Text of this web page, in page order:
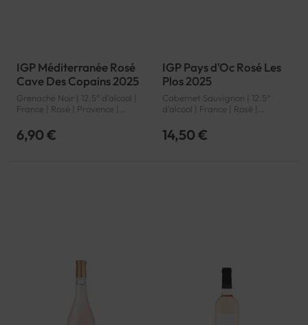
IGP Méditerranée Rosé
Cave Des Copains 2025
Grenache Noir | 12.5° d'alcool |
France | Rosé | Provence |
6,90 €
IGP Pays d'Oc Rosé Les
Plos 2025
Cabernet Sauvignon | 12.5°
d'alcool | France | Rosé |
d'Oc | IGP
14,50 €